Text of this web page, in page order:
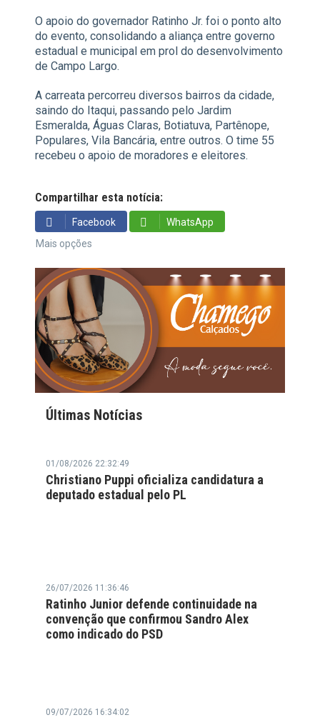
O apoio do governador Ratinho Jr. foi o ponto alto
do evento, consolidando a aliança entre governo
estadual e municipal em prol do desenvolvimento
de Campo Largo.
A carreata percorreu diversos bairros da cidade,
saindo do Itaqui, passando pelo Jardim
Esmeralda, Águas Claras, Botiatuva, Partênope,
Populares, Vila Bancária, entre outros. O time 55
recebeu o apoio de moradores e eleitores.
Compartilhar esta notícia:
Facebook
WhatsApp
Mais opções
Últimas Notícias
01/08/2026 22:32:49
Christiano Puppi oficializa candidatura a
deputado estadual pelo PL
26/07/2026 11:36:46
Ratinho Junior defende continuidade na
convenção que confirmou Sandro Alex
como indicado do PSD
09/07/2026 16:34:02